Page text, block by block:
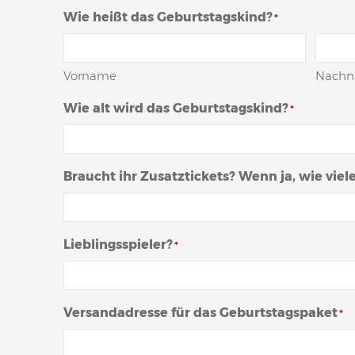
Wie heißt das Geburtstagskind?*
Vorname
Wie alt wird das Geburtstagskind?*
Braucht ihr Zusatztickets? Wenn ja, wie
Lieblingsspieler?*
Versandadresse für das Geburtstagspaket*